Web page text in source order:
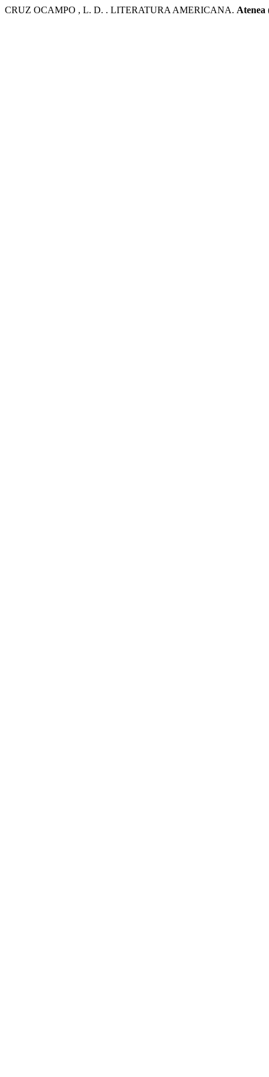
CRUZ OCAMPO , L. D. . LITERATURA AMERICANA. Atenea